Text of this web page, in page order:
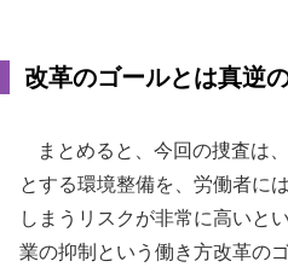
改革のゴールとは真逆
まとめると、今回の捜査は
とする環境整備を、労働者に
しまうリスクが非常に高いと
業の抑制という働き方改革の